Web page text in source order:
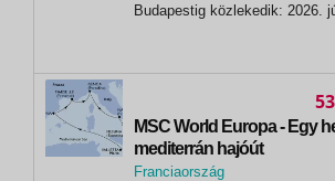
Budapestig közlekedik: 2026.
10.,20.,26., október
BudapestBeszállás a hajóra
MSC World Europa - Egy
mediterrán hajóút
Franciaország